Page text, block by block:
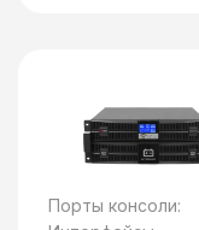
Порты консоли: